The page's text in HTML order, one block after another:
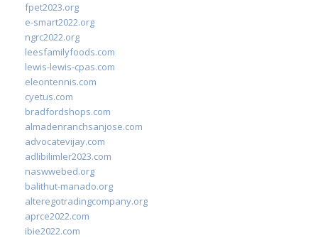
fpet2023.org
e-smart2022.org
ngrc2022.org
leesfamilyfoods.com
lewis-lewis-cpas.com
eleontennis.com
cyetus.com
bradfordshops.com
almadenranchsanjose.com
advocatevijay.com
adlibilimler2023.com
naswwebed.org
balithut-manado.org
alteregotradingcompany.org
aprce2022.com
ibie2022.com